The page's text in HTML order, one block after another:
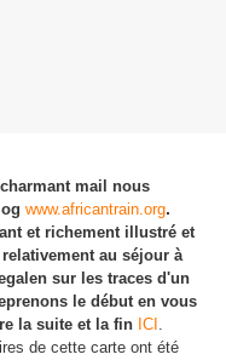
mail nous
www.africantrain.org.
et richement illustré et
au séjour à
sur les traces d'un
le début en vous
la suite et la fin ICI .
de cette carte ont été